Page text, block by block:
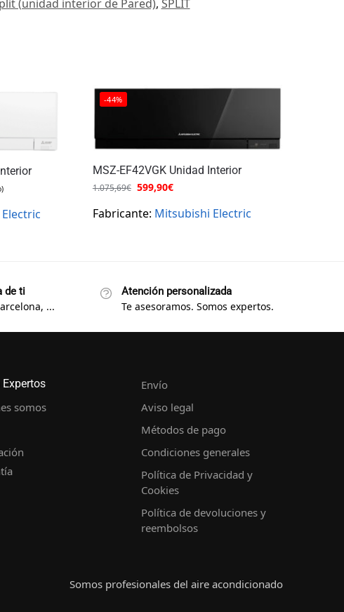
(unidad interior de Pared), SPLIT
-44%
MSZ-EF42VGK Unidad Interior
1.075,69€ 599,90€
Fabricante: Mitsubishi Electric
de ti
...
Atención personalizada
Te asesoramos. Somos expertos.
somos
Envío
Aviso legal
Métodos de pago
Condiciones generales
Política de Privacidad y
Cookies
Política de devoluciones y
reembolsos
Somos profesionales del aire acondicionado